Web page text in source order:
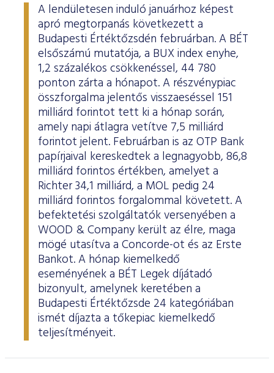
A lendületesen induló januárhoz képest
apró megtorpanás következett a
Budapesti Értéktőzsdén februárban. A BÉT
elsőszámú mutatója, a BUX index enyhe,
1,2 százalékos csökkenéssel, 44 780
ponton zárta a hónapot. A részvénypiac
összforgalma jelentős visszaeséssel 151
milliárd forintot tett ki a hónap során,
amely napi átlagra vetítve 7,5 milliárd
forintot jelent. Februárban is az OTP Bank
papírjaival kereskedtek a legnagyobb, 86,8
milliárd forintos értékben, amelyet a
Richter 34,1 milliárd, a MOL pedig 24
milliárd forintos forgalommal követett. A
befektetési szolgáltatók versenyében a
WOOD & Company került az élre, maga
mögé utasítva a Concorde-ot és az Erste
Bankot. A hónap kiemelkedő
eseményének a BÉT Legek díjátadó
bizonyult, amelynek keretében a
Budapesti Értéktőzsde 24 kategóriában
ismét díjazta a tőkepiac kiemelkedő
teljesítményeit.